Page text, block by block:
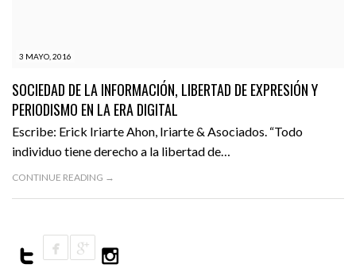
3 MAYO, 2016
SOCIEDAD DE LA INFORMACIÓN, LIBERTAD DE EXPRESIÓN Y
PERIODISMO EN LA ERA DIGITAL
Escribe: Erick Iriarte Ahon, Iriarte & Asociados. “Todo
individuo tiene derecho a la libertad de…
CONTINUE READING →